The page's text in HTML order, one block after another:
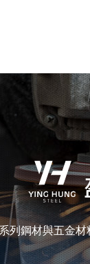
列鋼材與五金